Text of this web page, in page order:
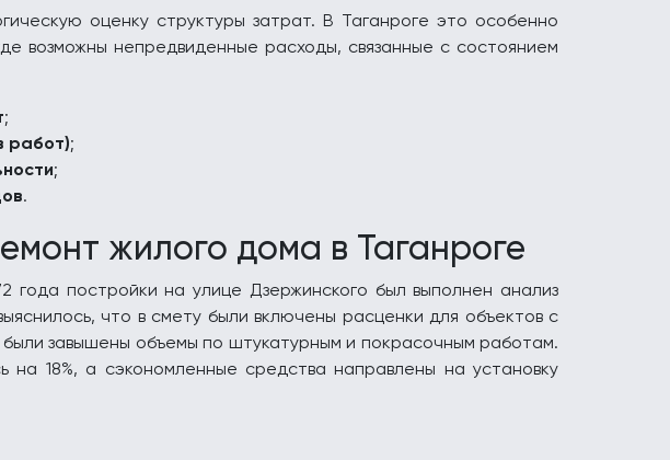
оценку структуры затрат. В Таганроге это особенно
возможны непредвиденные расходы, связанные с состоянием
;
работ);
;
.
жилого дома в Таганроге
года постройки на улице Дзержинского был выполнен анализ
что в смету были включены расценки для объектов с
завышены объемы по штукатурным и покрасочным работам.
18%, а сэкономленные средства направлены на установку